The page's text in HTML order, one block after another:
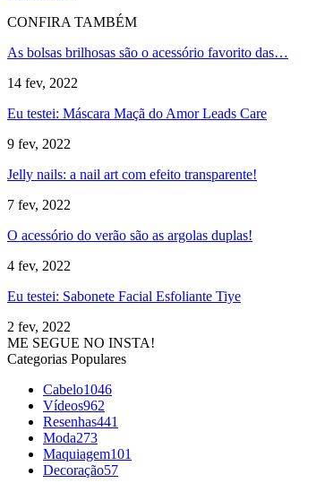
CONFIRA TAMBÉM
As bolsas brilhosas são o acessório favorito das…
14 fev, 2022
Eu testei: Máscara Maçã do Amor Leads Care
9 fev, 2022
Jelly nails: a nail art com efeito transparente!
7 fev, 2022
O acessório do verão são as argolas duplas!
4 fev, 2022
Eu testei: Sabonete Facial Esfoliante Tiye
2 fev, 2022
ME SEGUE NO INSTA!
Categorias Populares
Cabelo1046
Vídeos962
Resenhas441
Moda273
Maquiagem101
Decoração57